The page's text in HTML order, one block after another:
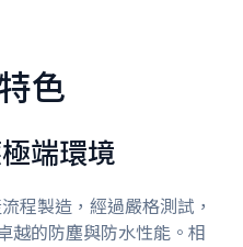
色
端環境
程製造，經過嚴格測試，
越的防塵與防水性能。相